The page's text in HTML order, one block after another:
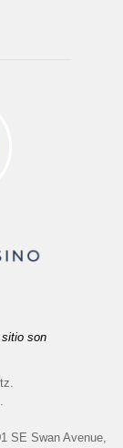
son
SE Swan Avenue,